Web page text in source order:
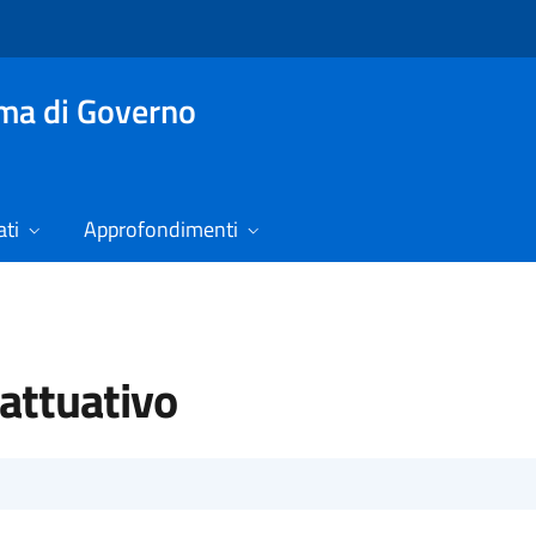
di Governo
Approfondimenti